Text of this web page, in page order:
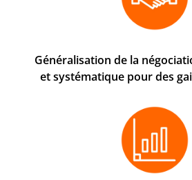
Généralisation de la
et systématique pour des